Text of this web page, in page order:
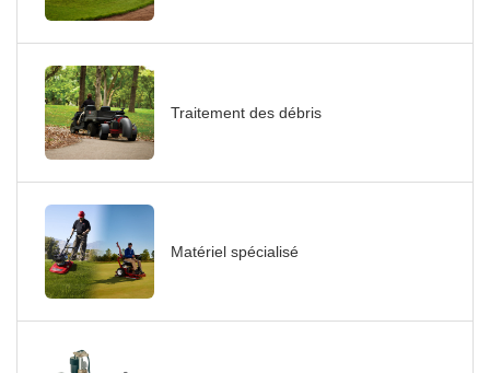
Traitement des débris
Matériel spécialisé